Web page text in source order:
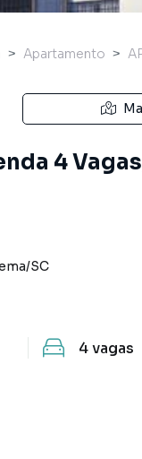
Apartamento
4
/SC
4 vagas